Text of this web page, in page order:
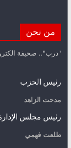
من نحن
"درب".. صحيفة
رئيس الحزب
مدحت الزاهد
رئيس مجلس
طلعت فهمي